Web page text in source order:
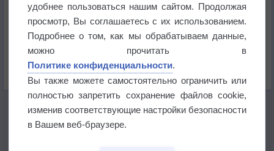
Изменение климата повлияло на ареал обитания
бабочек
Погода в Екатеринбурге 6 августа
удобнее пользоваться нашим сайтом. Продолжая
просмотр, Вы соглашаетесь с их использованием.
Подробнее о том, как мы обрабатываем данные,
можно прочитать в
Политике конфиденциальности.
Вы также можете самостоятельно ограничить или
полностью запретить сохранение файлов cookie,
изменив соответствующие настройки безопасности
в Вашем веб-браузере.